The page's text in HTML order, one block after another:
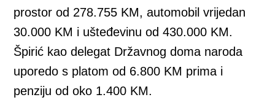
prostor od 278.755 KM, automobil vrijedan
30.000 KM i ušteđevinu od 430.000 KM.
Špirić kao delegat Državnog doma naroda
uporedo s platom od 6.800 KM prima i
penziju od oko 1.400 KM.